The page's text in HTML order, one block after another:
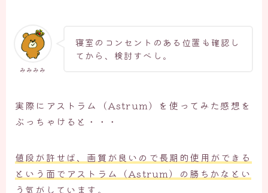
みみみみ
寝室のコンセントのある位置も確認し
てから、検討すべし。
実際にアストラム（Astrum）を使ってみた感想を
ぶっちゃけると・・・
値段が許せば、画質が良いので長期的使用ができる
という面でアストラム（Astrum）の勝ちかなとい
う気がしています。